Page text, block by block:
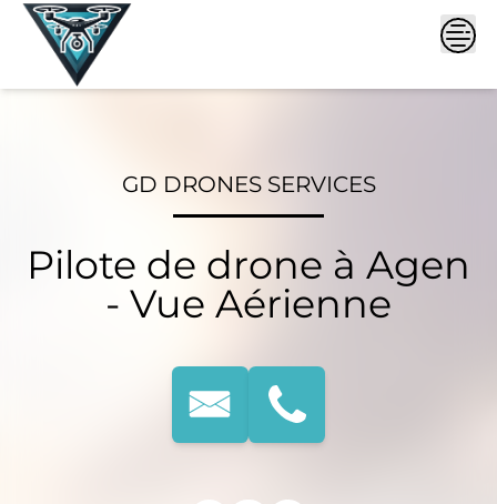
Skip
GD DRONES SERVICES
Pilote de drone à Agen
- Vue Aérienne